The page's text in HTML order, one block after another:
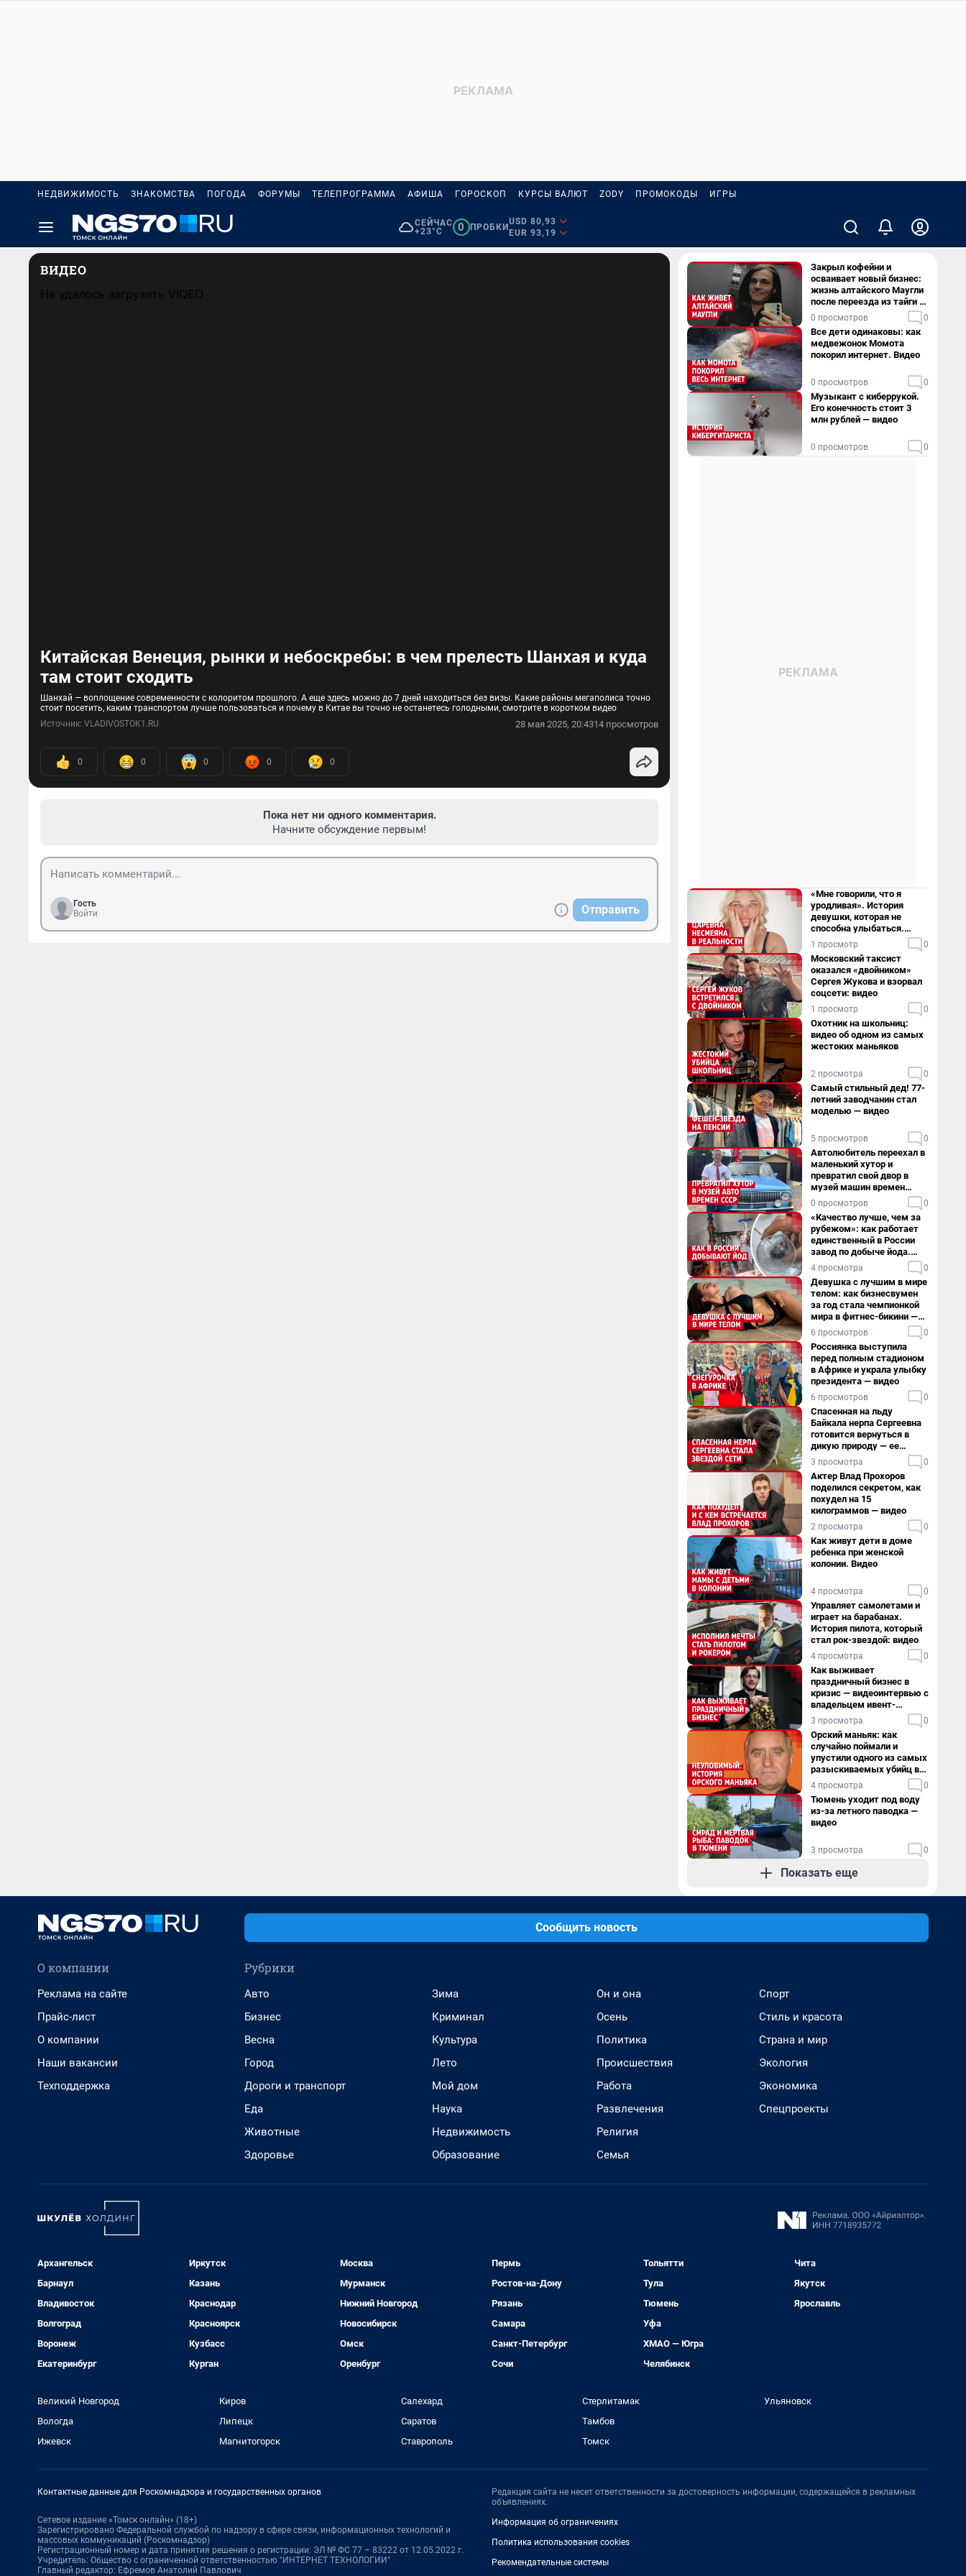
НЕДВИЖИМОСТЬ ЗНАКОМСТВА ПОГОДА ФОРУМЫ ТЕЛЕПРОГРАММА АФИША ГОРОСКОП КУРСЫ ВАЛЮТ ZODY ПРОМОКОДЫ ИГРЫ
СЕЙЧАС
+23°C
0 ПРОБКИ
USD 80,93
EUR 93,19
ВИДЕО
Не удалось загрузить VIQEO
Китайская Венеция, рынки и небоскребы: в чем прелесть Шанхая и куда
там стоит сходить
Шанхай — воплощение современности с колоритом прошлого. А еще здесь можно до 7 дней находиться без визы. Какие районы мегаполиса точно
стоит посетить, каким транспортом лучше пользоваться и почему в Китае вы точно не останетесь голодными, смотрите в коротком видео
Источник: VLADIVOSTOK1.RU 28 мая 2025, 20:4314 просмотров
0 0 0 0 0
Пока нет ни одного комментария.
Начните обсуждение первым!
Гость
Войти
Отправить
Закрыл кофейни и
осваивает новый бизнес:
жизнь алтайского Маугли
после переезда из тайги в
столицу
0 просмотров 0
Все дети одинаковы: как
медвежонок Момота
покорил интернет. Видео
0 просмотров 0
Музыкант с киберрукой.
Его конечность стоит 3
млн рублей — видео
0 просмотров 0
«Мне говорили, что я
уродливая». История
девушки, которая не
способна улыбаться.
Видео
1 просмотр 0
Московский таксист
оказался «двойником»
Сергея Жукова и взорвал
соцсети: видео
1 просмотр 0
Охотник на школьниц:
видео об одном из самых
жестоких маньяков
2 просмотра 0
Самый стильный дед! 77-
летний заводчанин стал
моделью — видео
5 просмотров 0
Автолюбитель переехал в
маленький хутор и
превратил свой двор в
музей машин времен
СССР. Видео
0 просмотров 0
«Качество лучше, чем за
рубежом»: как работает
единственный в России
завод по добыче йода.
Видео
4 просмотра 0
Девушка с лучшим в мире
телом: как бизнесвумен
за год стала чемпионкой
мира в фитнес-бикини —
видео
6 просмотров 0
Россиянка выступила
перед полным стадионом
в Африке и украла улыбку
президента — видео
6 просмотров 0
Спасенная на льду
Байкала нерпа Сергеевна
готовится вернуться в
дикую природу — ее
видеоистория
3 просмотра 0
Актер Влад Прохоров
поделился секретом, как
похудел на 15
килограммов — видео
2 просмотра 0
Как живут дети в доме
ребенка при женской
колонии. Видео
4 просмотра 0
Управляет самолетами и
играет на барабанах.
История пилота, который
стал рок-звездой: видео
4 просмотра 0
Как выживает
праздничный бизнес в
кризис — видеоинтервью с
владельцем ивент-
агентства
3 просмотра 0
Орский маньяк: как
случайно поймали и
упустили одного из самых
разыскиваемых убийц в
России. Видео
4 просмотра 0
Тюмень уходит под воду
из-за летного паводка —
видео
3 просмотра 0
Показать еще
Сообщить новость
О компании
Реклама на сайте
Прайс-лист
О компании
Наши вакансии
Техподдержка
Рубрики
Авто
Бизнес
Весна
Город
Дороги и транспорт
Еда
Животные
Здоровье
Зима
Криминал
Культура
Лето
Мой дом
Наука
Недвижимость
Образование
Он и она
Осень
Политика
Происшествия
Работа
Развлечения
Религия
Семья
Спорт
Стиль и красота
Страна и мир
Экология
Экономика
Спецпроекты
Архангельск
Барнаул
Владивосток
Волгоград
Воронеж
Екатеринбург
Иркутск
Казань
Краснодар
Красноярск
Кузбасс
Курган
Москва
Мурманск
Нижний Новгород
Новосибирск
Омск
Оренбург
Пермь
Ростов-на-Дону
Рязань
Самара
Санкт-Петербург
Сочи
Тольятти
Тула
Тюмень
Уфа
ХМАО — Югра
Челябинск
Чита
Якутск
Ярославль
Великий Новгород
Вологда
Ижевск
Киров
Липецк
Магнитогорск
Салехард
Саратов
Ставрополь
Стерлитамак
Тамбов
Томск
Ульяновск
Контактные данные для Роскомнадзора и государственных органов
Сетевое издание «Томск онлайн» (18+)
Зарегистрировано Федеральной службой по надзору в сфере связи, информационных технологий и
массовых коммуникаций (Роскомнадзор)
Регистрационный номер и дата принятия решения о регистрации: ЭЛ № ФС 77 – 83222 от 12.05.2022 г.
Учредитель: Общество с ограниченной ответственностью "ИНТЕРНЕТ ТЕХНОЛОГИИ"
Главный редактор: Ефремов Анатолий Павлович
Редакция сайта не несет ответственности за достоверность информации, содержащейся в рекламных
объявлениях.
Информация об ограничениях
Политика использования cookies
Рекомендательные системы